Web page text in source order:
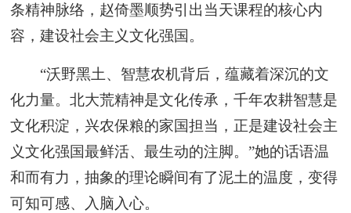
条精神脉络，赵倚墨顺势引出当天课程的核心内
容，建设社会主义文化强国。
“沃野黑土、智慧农机背后，蕴藏着深沉的文
化力量。北大荒精神是文化传承，千年农耕智慧是
文化积淀，兴农保粮的家国担当，正是建设社会主
义文化强国最鲜活、最生动的注脚。”她的话语温
和而有力，抽象的理论瞬间有了泥土的温度，变得
可知可感、入脑入心。